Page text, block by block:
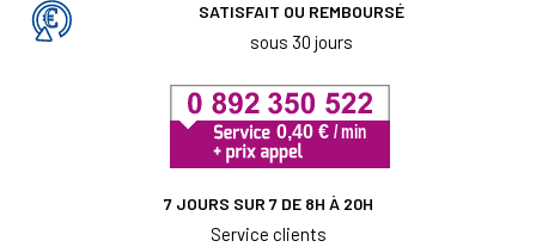
SATISFAIT OU REMBOURSÉ
sous 30 jours
7 JOURS SUR 7 DE 8H À 20H
Service clients